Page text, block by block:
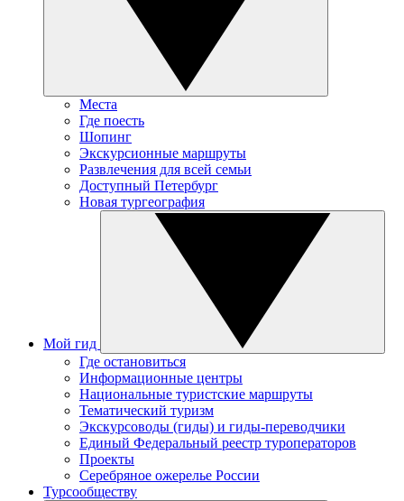
Места
Где поесть
Шопинг
Экскурсионные маршруты
Развлечения для всей семьи
Доступный Петербург
Новая тургеография
Мой гид
Где остановиться
Информационные центры
Национальные туристские маршруты
Тематический туризм
Экскурсоводы (гиды) и гиды-переводчики
Единый Федеральный реестр туроператоров
Проекты
Серебряное ожерелье России
Турсообществу